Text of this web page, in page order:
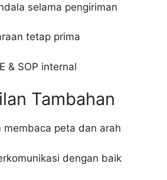
selama pengiriman
tetap prima
& SOP internal
Tambahan
membaca peta dan arah
dengan baik